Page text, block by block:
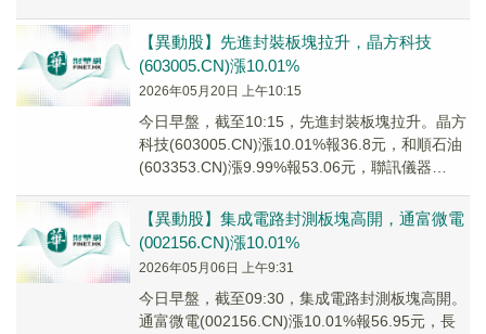
【異動股】先進封裝板塊拉升，晶方科技
(603005.CN)漲10.01%
2026年05月20日 上午10:15
今日早盤，截至10:15，先進封裝板塊拉升。晶方
科技(603005.CN)漲10.01%報36.8元，和順石油
(603353.CN)漲9.99%報53.06元，聯訊儀器
【異動股】集成電路封測板塊高開，通富微電
(002156.CN)漲10.01%
2026年05月06日 上午9:31
今日早盤，截至09:30，集成電路封測板塊高開。
通富微電(002156.CN)漲10.01%報56.95元，長